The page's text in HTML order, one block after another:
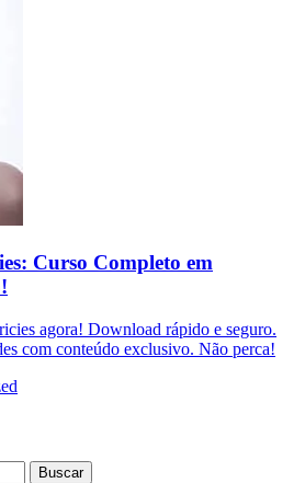
Curso Completo em
agora! Download rápido e seguro.
com conteúdo exclusivo. Não perca!
Buscar